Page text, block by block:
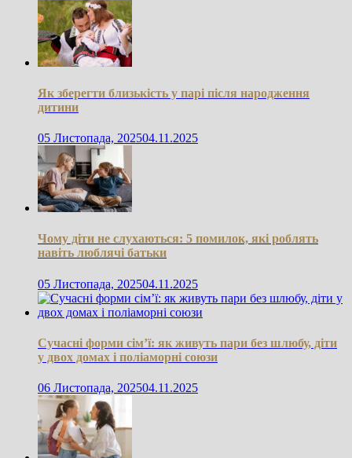
Як зберегти близькість у парі після народження
дитини
05 Листопада, 202504.11.2025
Чому діти не слухаються: 5 помилок, які роблять
навіть люблячі батьки
05 Листопада, 202504.11.2025
Сучасні форми сім’ї: як живуть пари без шлюбу, діти
у двох домах і поліаморні союзи
06 Листопада, 202504.11.2025